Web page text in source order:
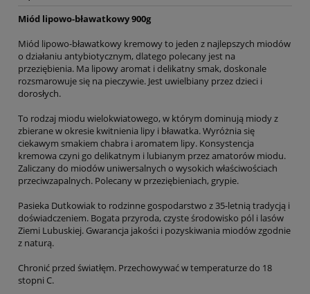
Miód lipowo-bławatkowy 900g
Miód lipowo-bławatkowy kremowy to jeden z najlepszych miodów
o działaniu antybiotycznym, dlatego polecany jest na
przeziębienia. Ma lipowy aromat i delikatny smak, doskonale
rozsmarowuje się na pieczywie. Jest uwielbiany przez dzieci i
dorosłych.
To rodzaj miodu wielokwiatowego, w którym dominują miody z
zbierane w okresie kwitnienia lipy i bławatka. Wyróżnia się
ciekawym smakiem chabra i aromatem lipy. Konsystencja
kremowa czyni go delikatnym i lubianym przez amatorów miodu.
Zaliczany do miodów uniwersalnych o wysokich właściwościach
przeciwzapalnych. Polecany w przeziębieniach, grypie.
Pasieka Dutkowiak to rodzinne gospodarstwo z 35-letnią tradycją i
doświadczeniem. Bogata przyroda, czyste środowisko pól i lasów
Ziemi Lubuskiej. Gwarancja jakości i pozyskiwania miodów zgodnie
z naturą.
Chronić przed światłęm. Przechowywać w temperaturze do 18
stopni C.